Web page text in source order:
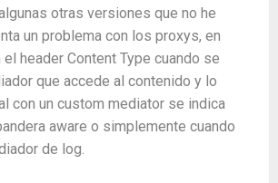
otras versiones que no he
un problema con los proxys, en
header Content Type cuando se
que accede al contenido y lo
con un custom mediator se indica
aware o simplemente cuando
de log.